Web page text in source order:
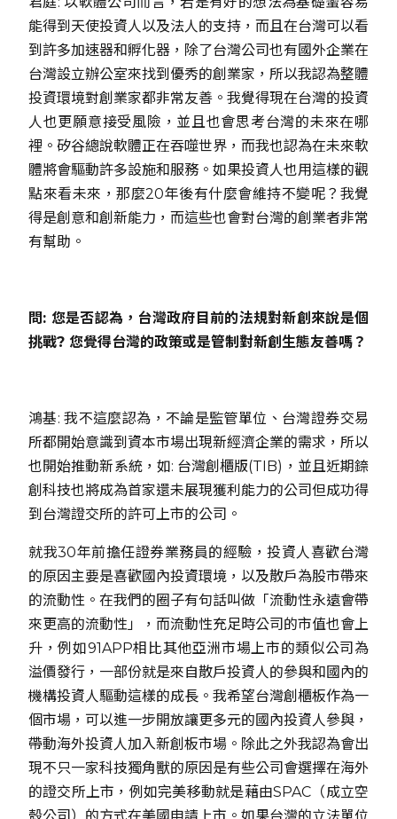
能得到天使投資人以及法人的支持，而且在台灣可以看
到許多加速器和孵化器，除了台灣公司也有國外企業在
台灣設立辦公室來找到優秀的創業家，所以我認為整體
投資環境對創業家都非常友善。我覺得現在台灣的投資
人也更願意接受風險，並且也會思考台灣的未來在哪
裡。矽谷總說軟體正在吞噬世界，而我也認為在未來軟
體將會驅動許多設施和服務。如果投資人也用這樣的觀
點來看未來，那麼20年後有什麼會維持不變呢？我覺
得是創意和創新能力，而這些也會對台灣的創業者非常
有幫助。
問: 您是否認為，台灣政府目前的法規對新創來說是個
挑戰? 您覺得台灣的政策或是管制對新創生態友善嗎？
鴻基: 我不這麼認為，不論是監管單位、台灣證券交易
所都開始意識到資本市場出現新經濟企業的需求，所以
也開始推動新系統，如: 台灣創櫃版(TIB)，並且近期錼
創科技也將成為首家還未展現獲利能力的公司但成功得
到台灣證交所的許可上市的公司。
就我30年前擔任證券業務員的經驗，投資人喜歡台灣
的原因主要是喜歡國內投資環境，以及散戶為股市帶來
的流動性。在我們的圈子有句話叫做「流動性永遠會帶
來更高的流動性」，而流動性充足時公司的市值也會上
升，例如91APP相比其他亞洲市場上市的類似公司為
溢價發行，一部份就是來自散戶投資人的參與和國內的
機構投資人驅動這樣的成長。我希望台灣創櫃板作為一
個市場，可以進一步開放讓更多元的國內投資人參與，
帶動海外投資人加入新創板市場。除此之外我認為會出
現不只一家科技獨角獸的原因是有些公司會選擇在海外
的證交所上市，例如完美移動就是藉由SPAC（成立空